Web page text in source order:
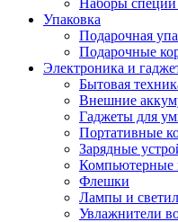
Упаковка
Подарочная
Подарочные
Электроника и
Бытовая
Внешние
Гаджеты для
Портативные
Зарядные
Компьютерные
Флешки
Лампы и
Увлажнители